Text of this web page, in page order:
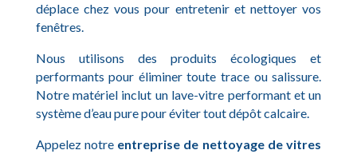
déplace chez vous pour entretenir et nettoyer vos
fenêtres.
Nous utilisons des produits écologiques et
performants pour éliminer toute trace ou salissure.
Notre matériel inclut un lave-vitre performant et un
système d’eau pure pour éviter tout dépôt calcaire.
Appelez notre entreprise de nettoyage de vitres